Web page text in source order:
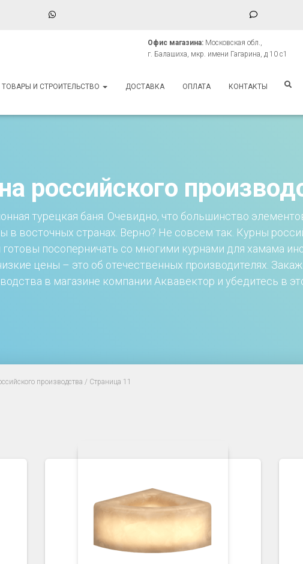
Офис магазина: Московская обл.,
г. Балашиха, мкр. имени Гагарина, д 10 с1
ТОВАРЫ И СТРОИТЕЛЬСТВО ДОСТАВКА ОПЛАТА КОНТАКТЫ
российского
турецкая баня. Очевидно, что большинство
в восточных странах. Верно? Не совсем так. Курны
посоперничать со многими курнами для хамама
цены – это об отечественных производителях.
в магазине компании Аквавектор и убедитесь в
производства / Страница 11
for